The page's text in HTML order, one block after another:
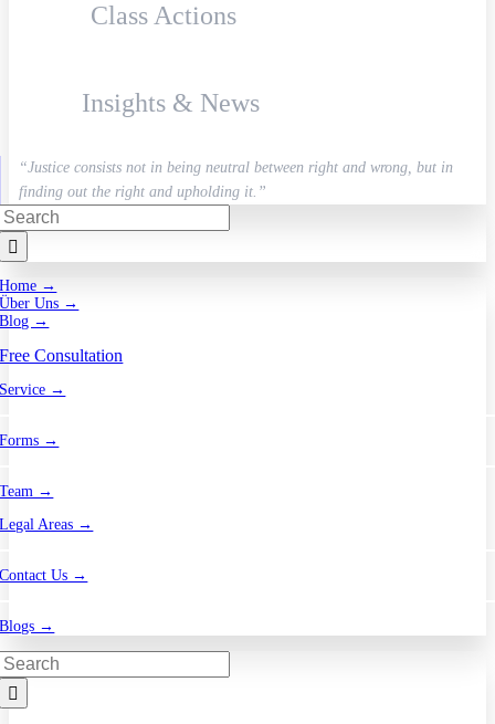
Class Actions
Insights & News
“Justice consists not in being neutral between right and wrong, but in
finding out the right and upholding it.”
Home →
Über Uns →
Blog →
Free Consultation
Service →
Forms →
Team →
Legal Areas →
Contact Us →
Blogs →